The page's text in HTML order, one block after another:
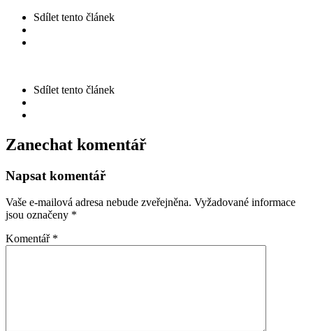
Sdílet tento článek
Sdílet tento článek
Zanechat komentář
Napsat komentář
Vaše e-mailová adresa nebude zveřejněna. Vyžadované informace
jsou označeny *
Komentář *